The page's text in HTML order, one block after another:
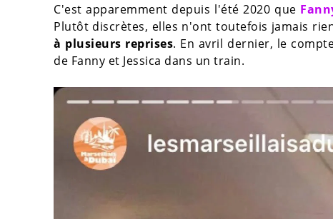
C'est apparemment depuis l'été 2020 que
Plutôt discrètes, elles n'ont toutefois jamais
à plusieurs reprises. En avril dernier, le
de Fanny et Jessica dans un train.